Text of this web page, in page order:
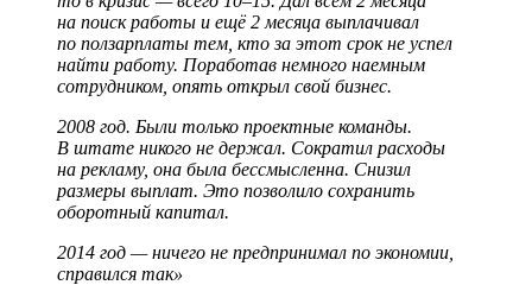
на поиск работы и ещё 2 месяца выплачивал
по ползарплаты тем, кто за этот срок не успел
найти работу. Поработав немного наемным
сотрудником, опять открыл свой бизнес.
2008 год. Были только проектные команды.
В штате никого не держал. Сократил расходы
на рекламу, она была бессмысленна. Снизил
размеры выплат. Это позволило сохранить
оборотный капитал.
2014 год — ничего не предпринимал по экономии,
справился так»